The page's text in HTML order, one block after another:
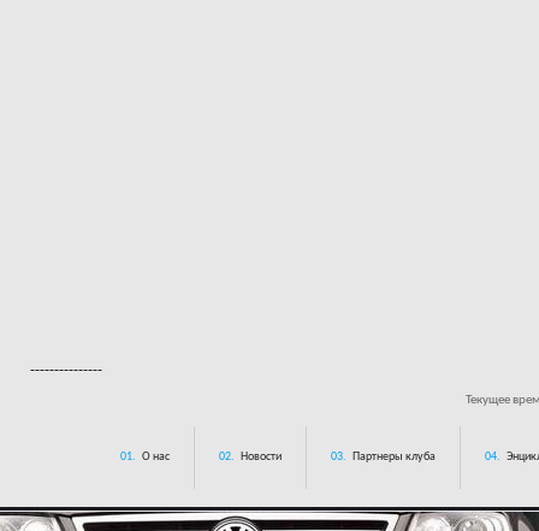
---------------
Текущее
01. О нас 02. Новости 03. Партнеры клуба 04.